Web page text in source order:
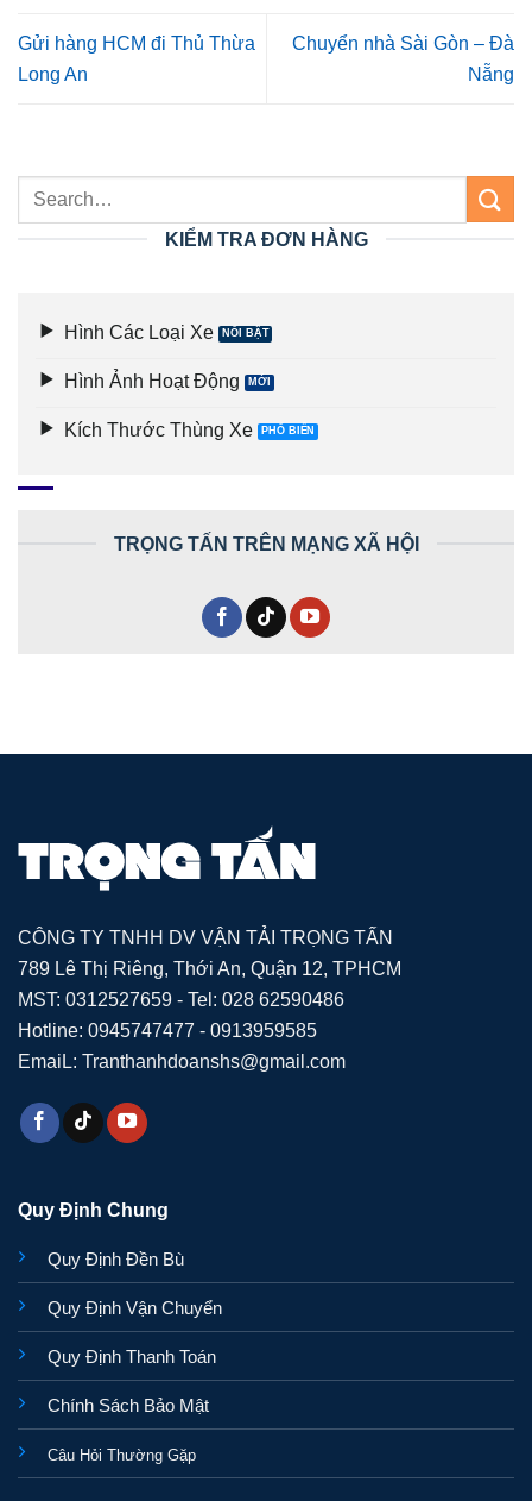
Gửi hàng HCM đi Thủ Thừa
Long An
Chuyển nhà Sài Gòn – Đà
Nẵng
KIỂM TRA ĐƠN HÀNG
Hình Các Loại Xe
Hình Ảnh Hoạt Động
Kích Thước Thùng Xe
TRỌNG TẤN TRÊN MẠNG XÃ HỘI
CÔNG TY TNHH DV VẬN TẢI TRỌNG TẤN
789 Lê Thị Riêng, Thới An, Quận 12, TPHCM
MST: 0312527659 - Tel: 028 62590486
Hotline: 0945747477 - 0913959585
EmaiL: Tranthanhdoanshs@gmail.com
Quy Định Chung
Quy Định Đền Bù
Quy Định Vận Chuyển
Quy Định Thanh Toán
Chính Sách Bảo Mật
Câu Hỏi Thường Gặp